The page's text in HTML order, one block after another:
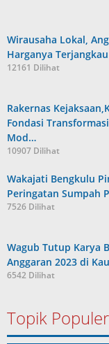
Wirausaha Lokal,
Harganya
12161 Dilihat
Rakernas
Fondasi
Mod…
10907 Dilihat
Wakajati Bengkulu
Peringatan Sumpah
7526 Dilihat
Wagub Tutup Karya
Anggaran 2023 di
6542 Dilihat
Topik Populer